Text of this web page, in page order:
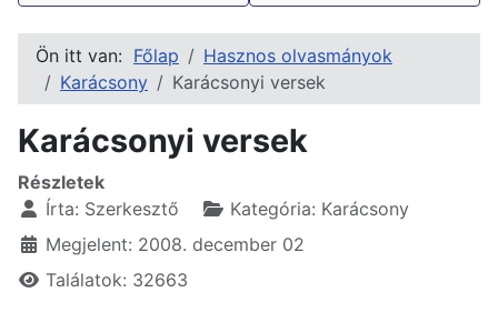
Ön itt van: Főlap
Hasznos olvasmányok
Karácsony
Karácsonyi versek
Karácsonyi versek
Részletek
Írta: Szerkesztő Kategória: Karácsony
Megjelent: 2008. december 02
Találatok: 32663